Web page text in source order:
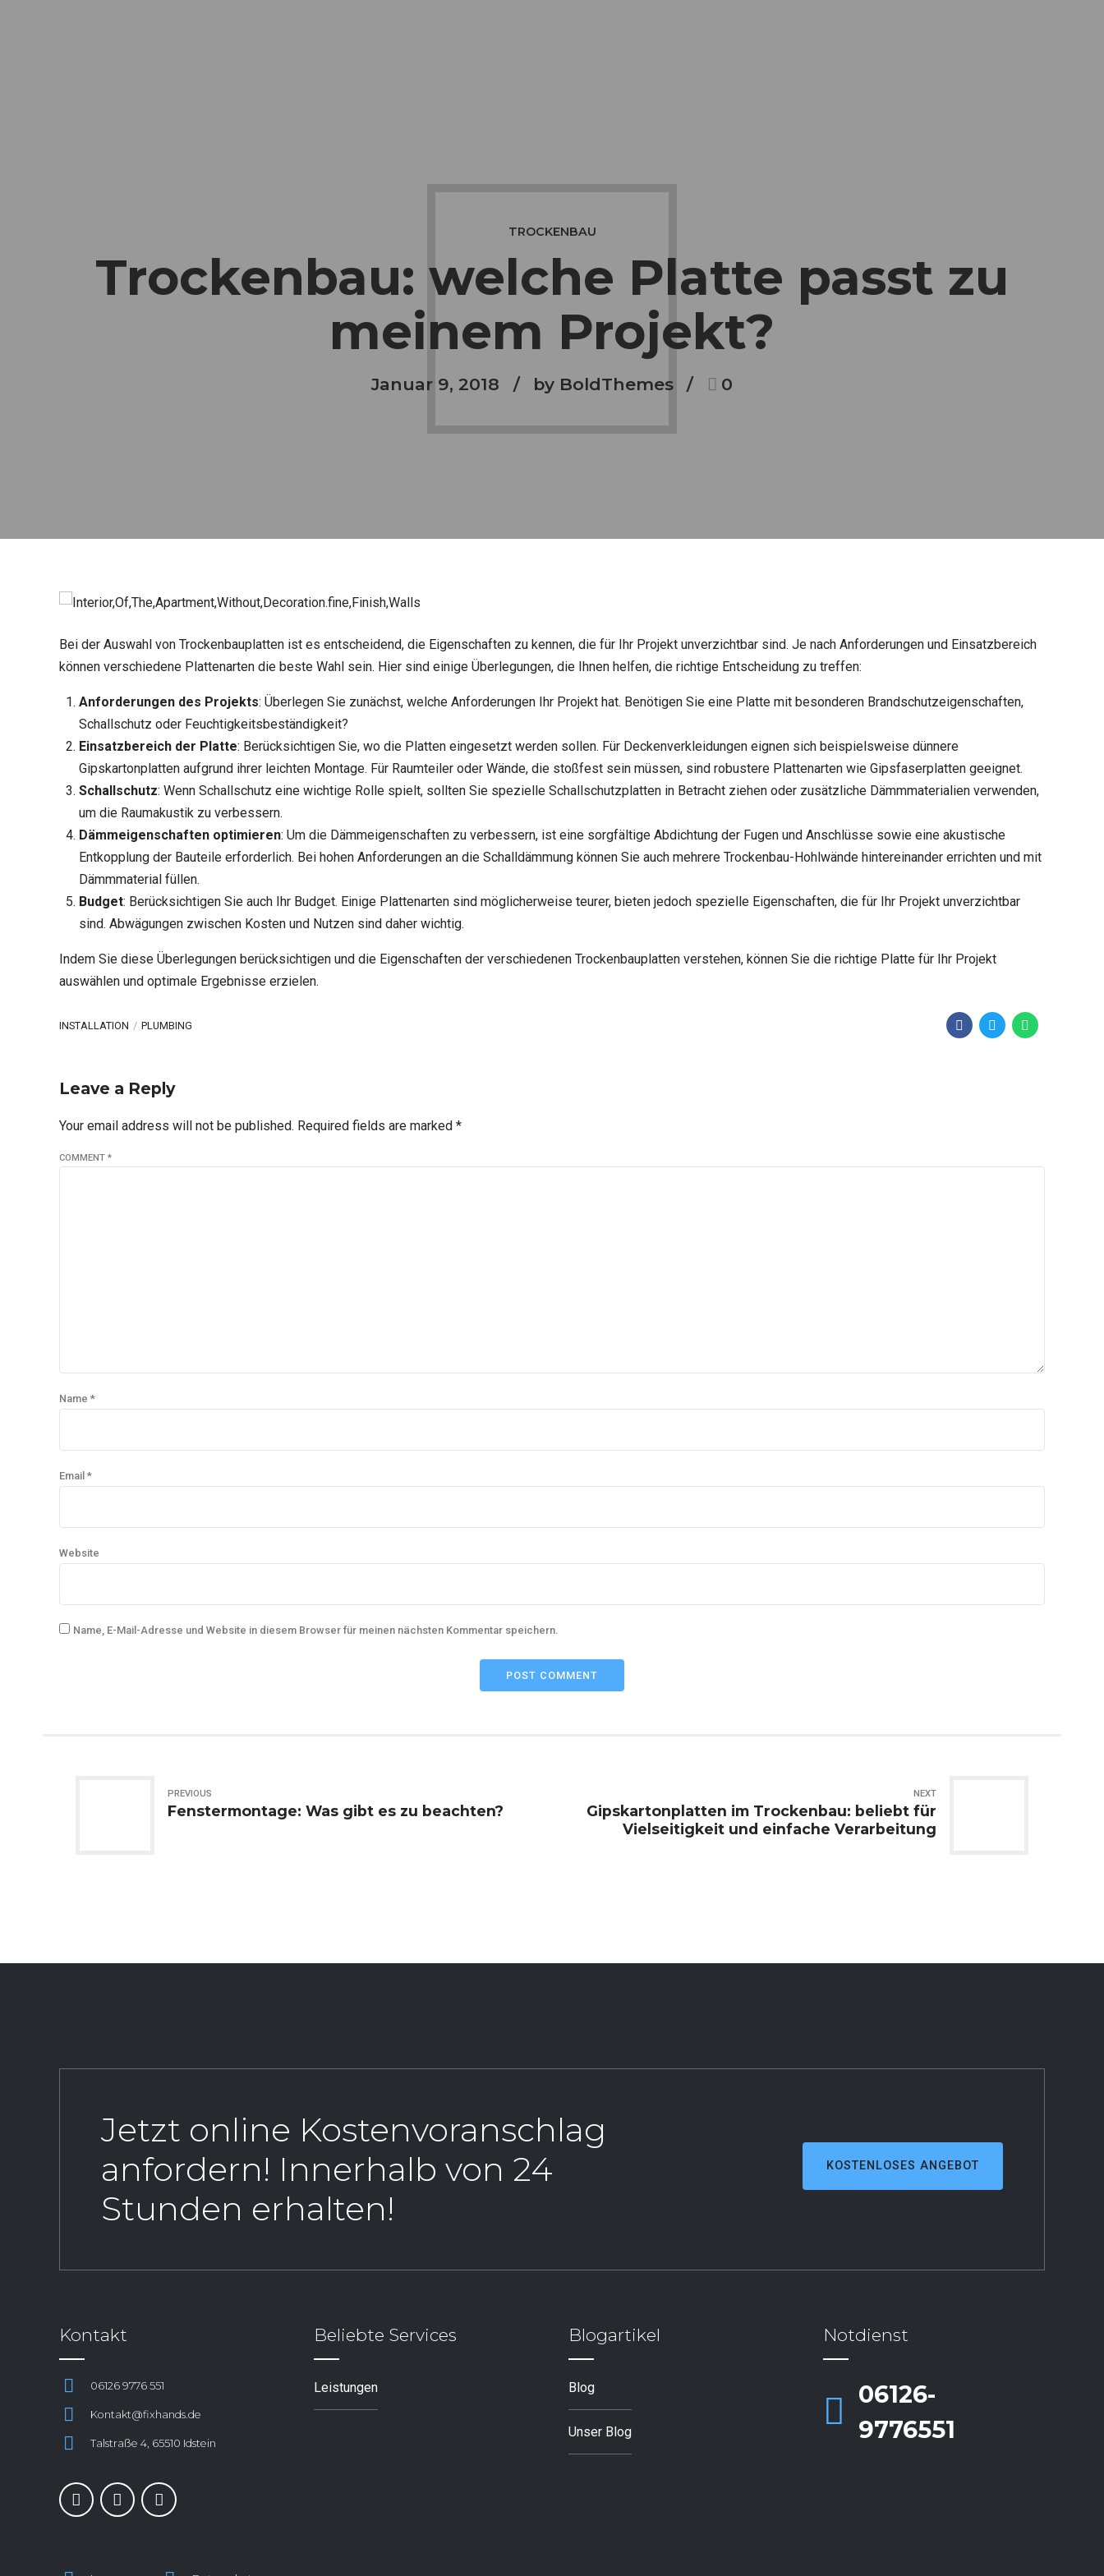
TROCKENBAU
Trockenbau: welche Platte passt zu
meinem Projekt?
Januar 9, 2018 by BoldThemes 0
Bei der Auswahl von Trockenbauplatten ist es entscheidend, die Eigenschaften zu kennen, die für Ihr Projekt unverzichtbar sind. Je nach Anforderungen und Einsatzbereich
können verschiedene Plattenarten die beste Wahl sein. Hier sind einige Überlegungen, die Ihnen helfen, die richtige Entscheidung zu treffen:
Anforderungen des Projekts: Überlegen Sie zunächst, welche Anforderungen Ihr Projekt hat. Benötigen Sie eine Platte mit besonderen Brandschutzeigenschaften,
Schallschutz oder Feuchtigkeitsbeständigkeit?
Einsatzbereich der Platte: Berücksichtigen Sie, wo die Platten eingesetzt werden sollen. Für Deckenverkleidungen eignen sich beispielsweise dünnere
Gipskartonplatten aufgrund ihrer leichten Montage. Für Raumteiler oder Wände, die stoßfest sein müssen, sind robustere Plattenarten wie Gipsfaserplatten geeignet.
Schallschutz: Wenn Schallschutz eine wichtige Rolle spielt, sollten Sie spezielle Schallschutzplatten in Betracht ziehen oder zusätzliche Dämmmaterialien verwenden,
um die Raumakustik zu verbessern.
Dämmeigenschaften optimieren: Um die Dämmeigenschaften zu verbessern, ist eine sorgfältige Abdichtung der Fugen und Anschlüsse sowie eine akustische
Entkopplung der Bauteile erforderlich. Bei hohen Anforderungen an die Schalldämmung können Sie auch mehrere Trockenbau-Hohlwände hintereinander errichten und mit
Dämmmaterial füllen.
Budget: Berücksichtigen Sie auch Ihr Budget. Einige Plattenarten sind möglicherweise teurer, bieten jedoch spezielle Eigenschaften, die für Ihr Projekt unverzichtbar
sind. Abwägungen zwischen Kosten und Nutzen sind daher wichtig.
Indem Sie diese Überlegungen berücksichtigen und die Eigenschaften der verschiedenen Trockenbauplatten verstehen, können Sie die richtige Platte für Ihr Projekt
auswählen und optimale Ergebnisse erzielen.
INSTALLATION PLUMBING
Leave a Reply
Your email address will not be published. Required fields are marked *
COMMENT *
Name *
Email *
Website
Name, E-Mail-Adresse und Website in diesem Browser für meinen nächsten Kommentar speichern.
POST COMMENT
PREVIOUS
Fenstermontage: Was gibt es zu beachten?
NEXT
Gipskartonplatten im Trockenbau: beliebt für
Vielseitigkeit und einfache Verarbeitung
Jetzt online Kostenvoranschlag
anfordern! Innerhalb von 24
Stunden erhalten!
KOSTENLOSES ANGEBOT
Kontakt
06126 9776 551
Kontakt@fixhands.de
Talstraße 4, 65510 Idstein
Beliebte Services
Leistungen
Blogartikel
Blog
Unser Blog
Notdienst
06126-
9776551